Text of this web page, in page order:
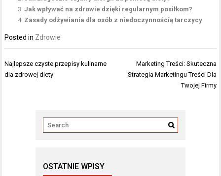
Jak wpływać na zdrowie dzięki regularnym posiłkom?
Zasady odżywiania dla osób z niedoczynnością tarczycy
Posted in Zdrowie
Nawigacja
wpisu
Najlepsze czyste przepisy kulinarne
dla zdrowej diety
Marketing Treści: Skuteczna
Strategia Marketingu Treści Dla
Twojej Firmy
OSTATNIE WPISY